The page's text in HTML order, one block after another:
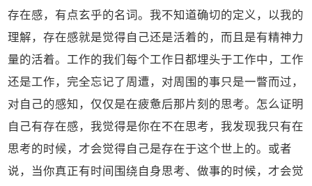
存在感，有点玄乎的名词。我不知道确切的定义，以我的
理解，存在感就是觉得自己还是活着的，而且是有精神力
量的活着。工作的我们每个工作日都埋头于工作中，工作
还是工作，完全忘记了周遭，对周围的事只是一瞥而过，
对自己的感知，仅仅是在疲惫后那片刻的思考。怎么证明
自己有存在感，我觉得是你在不在思考，我发现我只有在
思考的时候，才会觉得自己是存在于这个世上的。或者
说，当你真正有时间围绕自身思考、做事的时候，才会觉